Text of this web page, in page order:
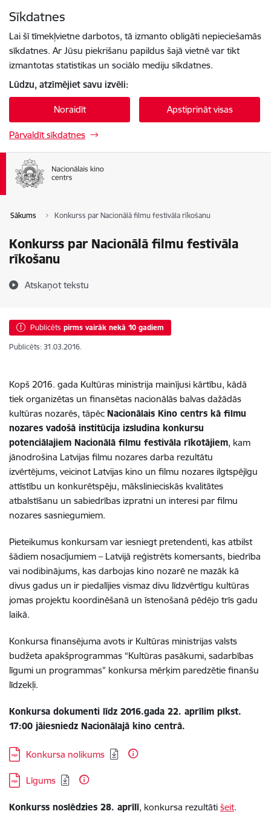
Sīkdatnes
Lai šī tīmekļvietne darbotos, tā izmanto obligāti nepieciešamās
sīkdatnes. Ar Jūsu piekrišanu papildus šajā vietnē var tikt
izmantotas statistikas un sociālo mediju sīkdatnes.
Lūdzu, atzīmējiet savu izvēli:
Noraidīt Apstiprināt visas
Pārvaldīt sīkdatnes
Sākums Konkurss par Nacionālā filmu festivāla rīkošanu
Konkurss par Nacionālā filmu festivāla
rīkošanu
Atskaņot tekstu
Publicēts pirms vairāk nekā 10 gadiem
Publicēts: 31.03.2016.
Kopš 2016. gada Kultūras ministrija mainījusi kārtību, kādā
tiek organizētas un finansētas nacionālās balvas dažādās
kultūras nozarēs, tāpēc Nacionālais Kino centrs kā filmu
nozares vadošā institūcija izsludina konkursu
potenciālajiem Nacionālā filmu festivāla rīkotājiem, kam
jānodrošina Latvijas filmu nozares darba rezultātu
izvērtējums, veicinot Latvijas kino un filmu nozares ilgtspējīgu
attīstību un konkurētspēju, mākslinieciskās kvalitātes
atbalstīšanu un sabiedrības izpratni un interesi par filmu
nozares sasniegumiem.
Pieteikumus konkursam var iesniegt pretendenti, kas atbilst
šādiem nosacījumiem – Latvijā reģistrēts komersants, biedrība
vai nodibinājums, kas darbojas kino nozarē ne mazāk kā
divus gadus un ir piedalījies vismaz divu līdzvērtīgu kultūras
jomas projektu koordinēšanā un īstenošanā pēdējo trīs gadu
laikā.
Konkursa finansējuma avots ir Kultūras ministrijas valsts
budžeta apakšprogrammas “Kultūras pasākumi, sadarbības
līgumi un programmas” konkursa mērķim paredzētie finanšu
līdzekļi.
Konkursa dokumenti līdz 2016.gada 22. aprīlim plkst.
17:00 jāiesniedz Nacionālajā kino centrā.
Lejupielādēt:
Konkursa nolikums
Lejupielādēt:
Līgums
Konkurss noslēdzies 28. aprīlī, konkursa rezultāti šeit.